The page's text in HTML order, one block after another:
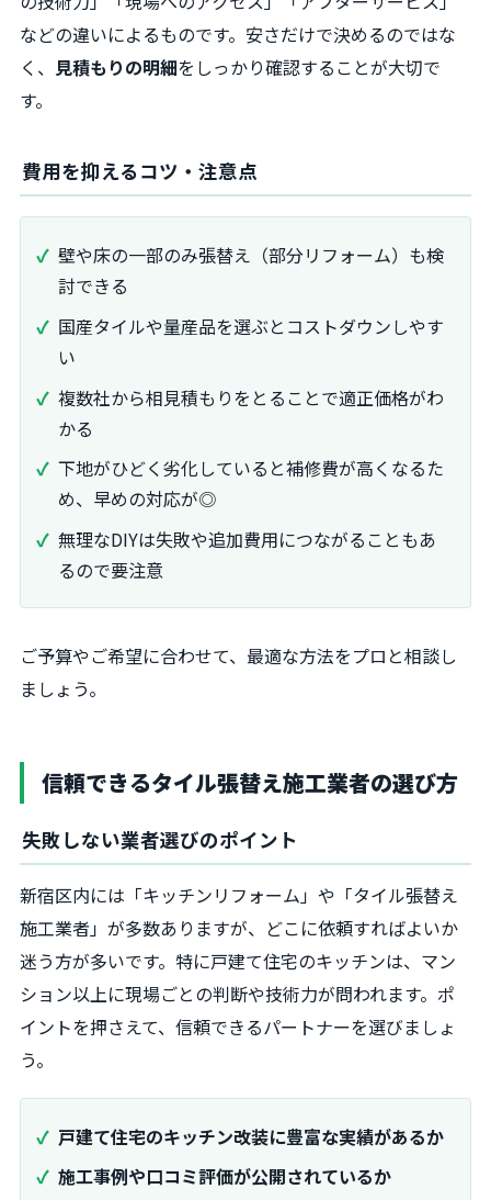
などの違いによるものです。安さだけで決めるのではな
く、 見積もりの明細をしっかり確認することが大切で
す。
費用を抑えるコツ・注意点
壁や床の一部のみ張替え（部分リフォーム）も検
討できる
国産タイルや量産品を選ぶとコストダウンしやす
い
複数社から相見積もりをとることで適正価格がわ
かる
下地がひどく劣化していると補修費が高くなるた
め、早めの対応が◎
無理なDIYは失敗や追加費用につながることもあ
るので要注意
ご予算やご希望に合わせて、最適な方法をプロと相談し
ましょう。
信頼できるタイル張替え施工業者の選び方
失敗しない業者選びのポイント
新宿区内には「キッチンリフォーム」や「タイル張替え
施工業者」が多数ありますが、どこに依頼すればよいか
迷う方が多いです。特に戸建て住宅のキッチンは、マン
ション以上に現場ごとの判断や技術力が問われます。ポ
イントを押さえて、信頼できるパートナーを選びましょ
う。
戸建て住宅のキッチン改装に豊富な実績があるか
施工事例や口コミ評価が公開されているか